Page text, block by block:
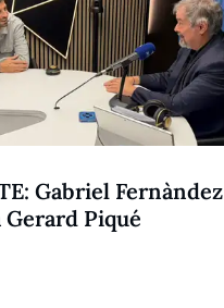
Gabriel Fernàndez
Piqué